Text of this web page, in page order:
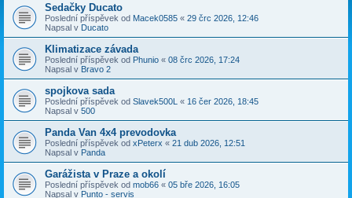
Sedačky Ducato
Poslední příspěvek od Macek0585 « 29 črc 2026, 12:46
Napsal v Ducato
Klimatizace závada
Poslední příspěvek od Phunio « 08 črc 2026, 17:24
Napsal v Bravo 2
spojkova sada
Poslední příspěvek od Slavek500L « 16 čer 2026, 18:45
Napsal v 500
Panda Van 4x4 prevodovka
Poslední příspěvek od xPeterx « 21 dub 2026, 12:51
Napsal v Panda
Garážista v Praze a okolí
Poslední příspěvek od mob66 « 05 bře 2026, 16:05
Napsal v Punto - servis